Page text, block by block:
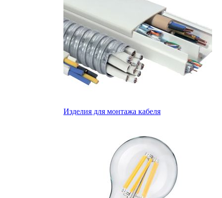
Изделия для монтажа кабеля